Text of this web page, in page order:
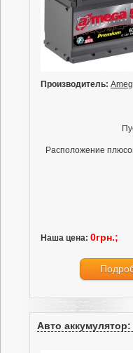
Производитель:
Расположение
Наша цена: 0грн.;
Авто аккумулятор: